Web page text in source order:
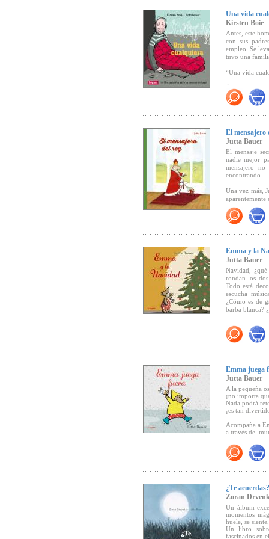
Una vida
Kirsten Boie
Antes, este
con sus
empleo. Se
tuvo una
“Una vida
Éste es un
"Una historia
corren en los
nuestras
El mensajero
Jutta Bauer
El mensaje
nadie mejor
mensajero no
encontrando.
Una vez más,
aparentemente
que se inicia
desarrollo.
enfrenta a
desconocidos,
PeroEl
parece enviar
y más tarde
pequeña joya
"El mensajero
momentos
que él va
viaje él ya no
pequeñas
delicioso que
"... una
necesidad de
Con lápices
una línea
nada falta en
texto
Emma y la
Jutta Bauer
Navidad,
rondan los
Todo está
escucha
¿Cómo es de
barba blanca?
Tenemos ante
Emma juega
Jutta Bauer
A la pequeña
¡no importa
Nada podrá
¡es tan
Acompaña a
a través del
¿Te acuerdas?
Zoran
Un álbum
momentos
huele, se
Un libro
fascinados en